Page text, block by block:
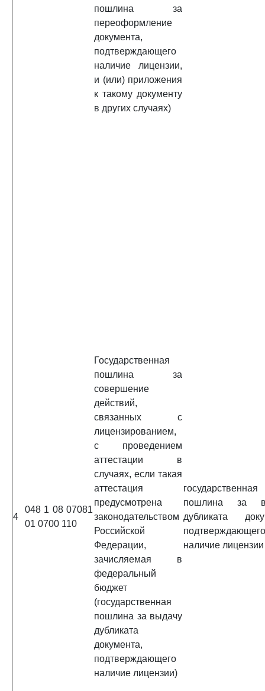
пошлина за
переоформление
документа,
подтверждающего
наличие лицензии,
и (или) приложения
к такому документу
в других случаях)
4
048 1 08 07081
01 0700 110
Государственная
пошлина за
совершение
действий,
связанных с
лицензированием,
с проведением
аттестации в
случаях, если такая
аттестация
предусмотрена
законодательством
Российской
Федерации,
зачисляемая в
федеральный
бюджет
(государственная
пошлина за выдачу
дубликата
документа,
подтверждающего
наличие лицензии)
государственная
пошлина за
дубликата
подтверждающего
наличие лицензии